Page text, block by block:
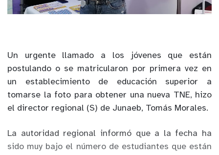
Un urgente llamado a los jóvenes que están
postulando o se matricularon por primera vez en
un establecimiento de educación superior a
tomarse la foto para obtener una nueva TNE, hizo
el director regional (S) de Junaeb, Tomás Morales.
La autoridad regional informó que a la fecha ha
sido muy bajo el número de estudiantes que están